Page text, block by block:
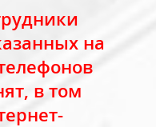
на
в том